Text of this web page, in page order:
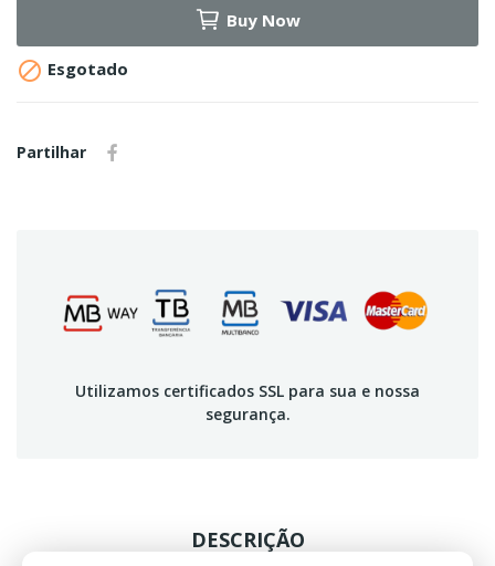
Buy Now
 Esgotado
Partilhar
Utilizamos certificados SSL para sua e nossa
segurança.
DESCRIÇÃO